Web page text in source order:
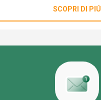
SCOPRI DI PIÚ